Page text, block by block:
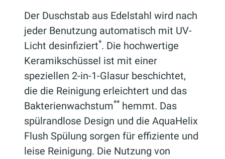
Der Duschstab aus Edelstahl wird nach
jeder Benutzung automatisch mit UV-
Licht desinfiziert*. Die hochwertige
Keramikschüssel ist mit einer
speziellen 2-in-1-Glasur beschichtet,
die die Reinigung erleichtert und das
Bakterienwachstum** hemmt. Das
spülrandlose Design und die AquaHelix
Flush Spülung sorgen für effiziente und
leise Reinigung. Die Nutzung von